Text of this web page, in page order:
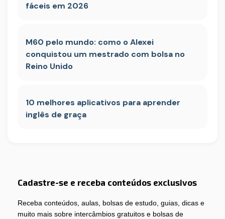
fáceis em 2026
M60 pelo mundo: como o Alexei
conquistou um mestrado com bolsa no
Reino Unido
10 melhores aplicativos para aprender
inglês de graça
Cadastre-se e receba conteúdos exclusivos
Receba conteúdos, aulas, bolsas de estudo, guias, dicas e
muito mais sobre intercâmbios gratuitos e bolsas de